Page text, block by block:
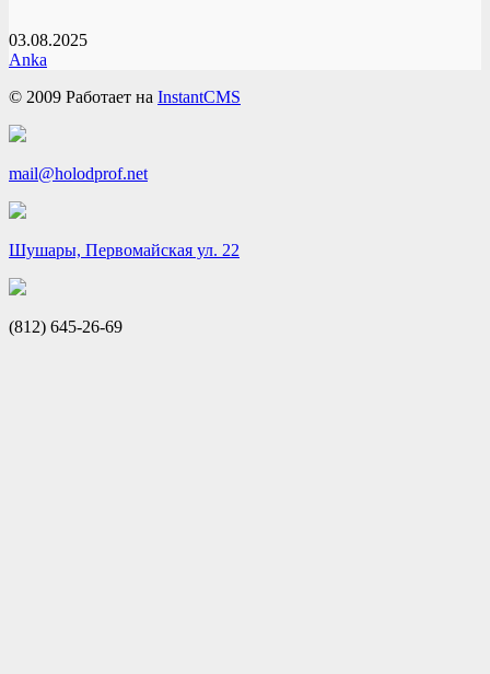
03.08.2025
Anka
© 2009 Работает на InstantCMS
mail@holodprof.net
Шушары, Первомайская ул. 22
(812) 645-26-69